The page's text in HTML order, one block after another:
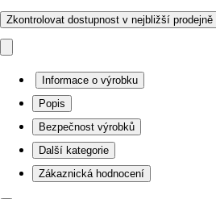
Zkontrolovat dostupnost v nejbližší prodejně
Informace o výrobku
Popis
Bezpečnost výrobků
Další kategorie
Zákaznická hodnocení